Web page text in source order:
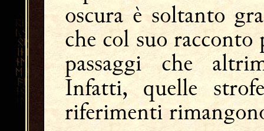
oscura è soltanto
che col suo
passaggi che
Infatti, quelle
riferimenti